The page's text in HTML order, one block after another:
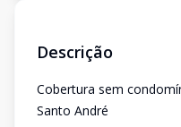
Descrição
Cobertura sem
Santo André